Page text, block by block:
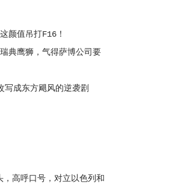
颜值吊打F16！
典鹰狮，气得萨博公司要
成东方飓风的逆袭剧
高呼口号，对立以色列和